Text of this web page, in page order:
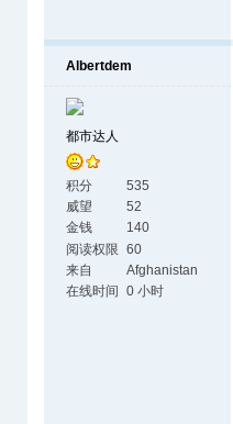
Albertdem
都市达人
积分
535
威望
52
金钱
140
阅读权限 60
来自
Afghanistan
在线时间
0 小时